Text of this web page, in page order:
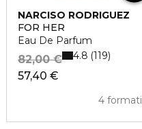
NARCISO RODRIGUEZ
FOR HER
Eau De Parfum
57,40 €
82,00 €
4 formati
4.8 119